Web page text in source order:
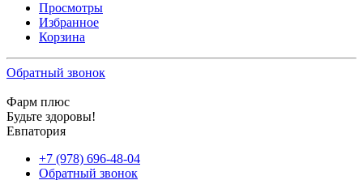
Просмотры
Избранное
Корзина
Обратный звонок
Фарм плюс
Будьте здоровы!
Евпатория
+7 (978) 696-48-04
Обратный звонок